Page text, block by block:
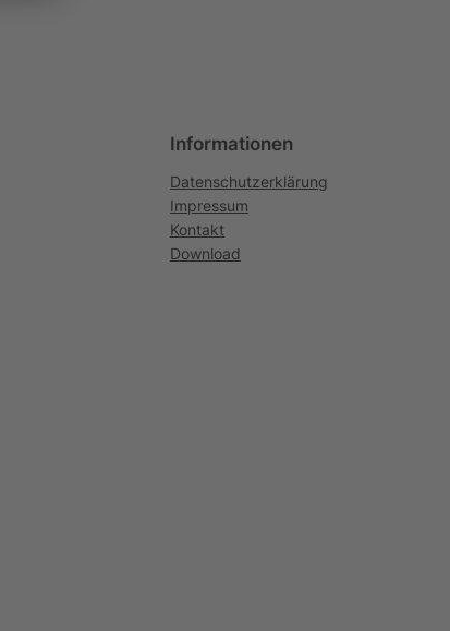
Informationen
Datenschutzerklärung
Impressum
Kontakt
Download